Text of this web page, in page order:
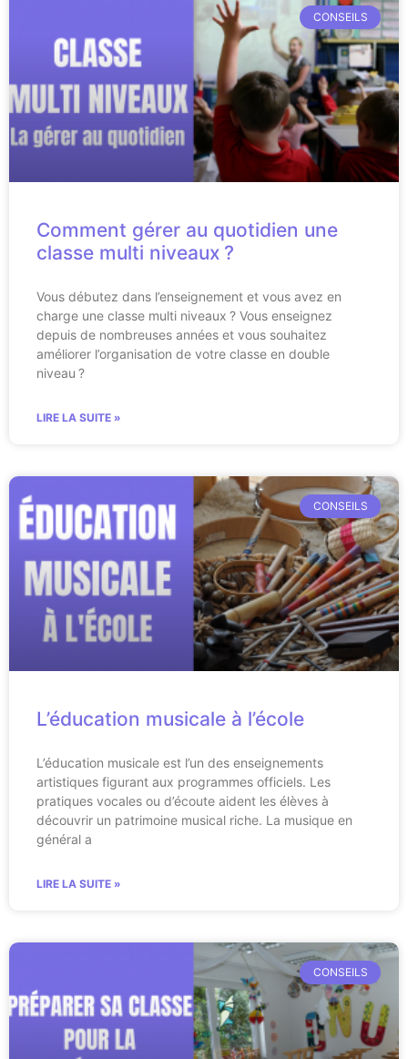
CONSEILS
Comment gérer au quotidien une
classe multi niveaux ?
Vous débutez dans l’enseignement et vous avez en
charge une classe multi niveaux ? Vous enseignez
depuis de nombreuses années et vous souhaitez
améliorer l’organisation de votre classe en double
niveau ?
LIRE LA SUITE »
CONSEILS
L’éducation musicale à l’école
L’éducation musicale est l’un des enseignements
artistiques figurant aux programmes officiels. Les
pratiques vocales ou d’écoute aident les élèves à
découvrir un patrimoine musical riche. La musique en
général a
LIRE LA SUITE »
CONSEILS